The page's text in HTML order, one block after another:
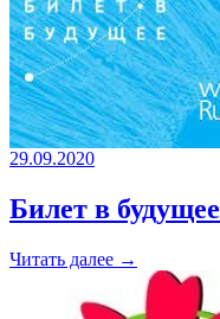
29.09.2020
Билет в будущее
Читать далее →